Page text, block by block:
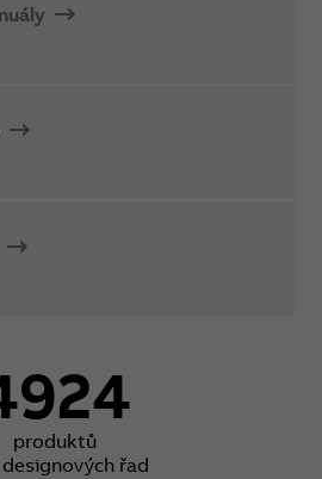
produktů
designových řad